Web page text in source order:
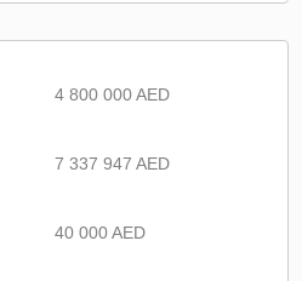
4 800 000 AED
7 337 947 AED
40 000 AED